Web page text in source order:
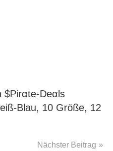
$Pirαtе-Dеαls
Blau, 10 Größe, 12
Nächster Beitrag